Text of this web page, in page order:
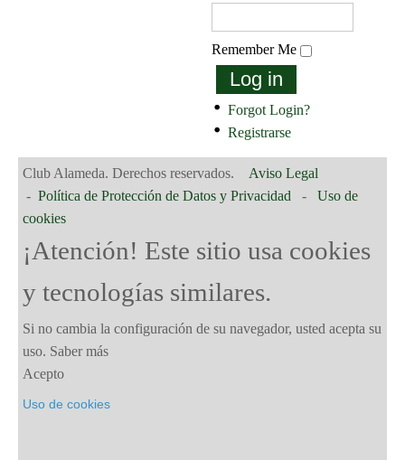
Remember Me
Log in
Forgot Login?
Registrarse
Club Alameda. Derechos reservados. Aviso Legal
- Política de Protección de Datos y Privacidad - Uso de
cookies
¡Atención! Este sitio usa cookies
y tecnologías similares.
Si no cambia la configuración de su navegador, usted acepta su
uso. Saber más
Acepto
Uso de cookies